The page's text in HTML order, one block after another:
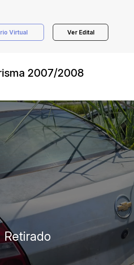
Virtual Ver Edital
2007/2008